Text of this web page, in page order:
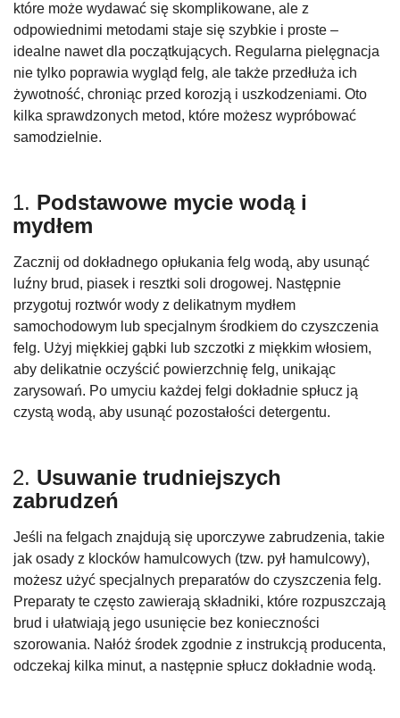
które może wydawać się skomplikowane, ale z
odpowiednimi metodami staje się szybkie i proste –
idealne nawet dla początkujących. Regularna pielęgnacja
nie tylko poprawia wygląd felg, ale także przedłuża ich
żywotność, chroniąc przed korozją i uszkodzeniami. Oto
kilka sprawdzonych metod, które możesz wypróbować
samodzielnie.
1. Podstawowe mycie wodą i
mydłem
Zacznij od dokładnego opłukania felg wodą, aby usunąć
luźny brud, piasek i resztki soli drogowej. Następnie
przygotuj roztwór wody z delikatnym mydłem
samochodowym lub specjalnym środkiem do czyszczenia
felg. Użyj miękkiej gąbki lub szczotki z miękkim włosiem,
aby delikatnie oczyścić powierzchnię felg, unikając
zarysowań. Po umyciu każdej felgi dokładnie spłucz ją
czystą wodą, aby usunąć pozostałości detergentu.
2. Usuwanie trudniejszych
zabrudzeń
Jeśli na felgach znajdują się uporczywe zabrudzenia, takie
jak osady z klocków hamulcowych (tzw. pył hamulcowy),
możesz użyć specjalnych preparatów do czyszczenia felg.
Preparaty te często zawierają składniki, które rozpuszczają
brud i ułatwiają jego usunięcie bez konieczności
szorowania. Nałóż środek zgodnie z instrukcją producenta,
odczekaj kilka minut, a następnie spłucz dokładnie wodą.